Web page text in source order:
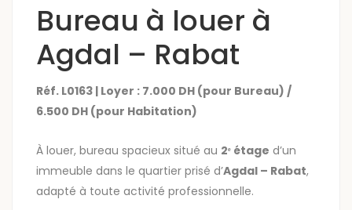
Bureau à louer à
Agdal – Rabat
Réf. L0163 | Loyer : 7.000 DH (pour Bureau) /
6.500 DH (pour Habitation)
À louer, bureau spacieux situé au 2ᵉ étage d’un
immeuble dans le quartier prisé d’Agdal – Rabat,
adapté à toute activité professionnelle.